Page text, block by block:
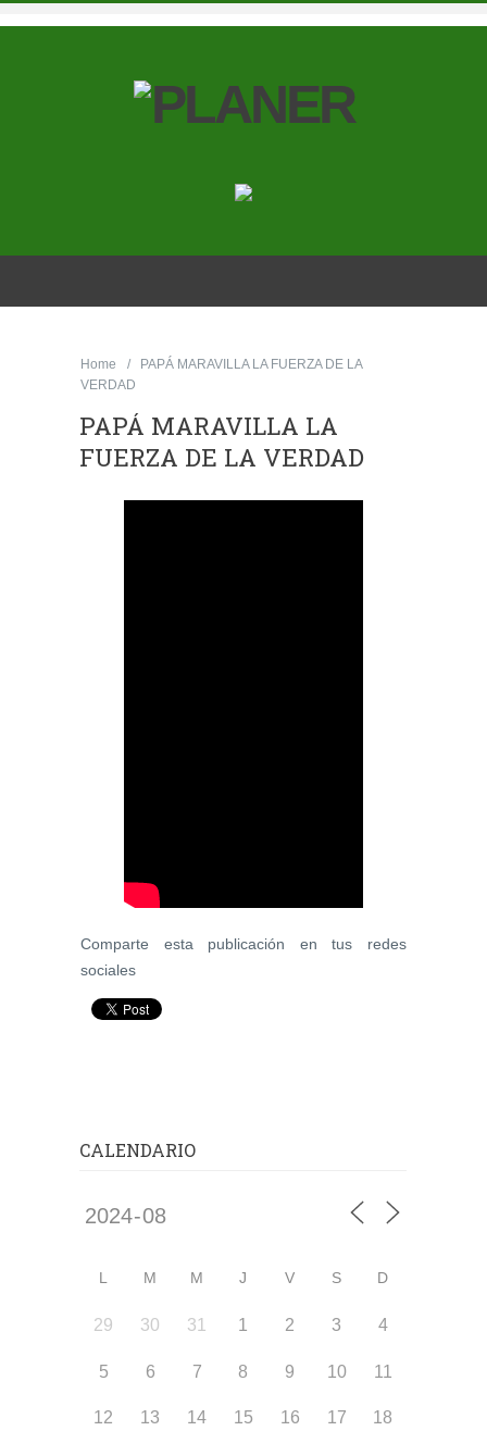
Home
PAPÁ MARAVILLA LA FUERZA DE LA
VERDAD
PAPÁ MARAVILLA LA
FUERZA DE LA VERDAD
Comparte esta publicación en tus redes
sociales
CALENDARIO
L M M J V S D
29 30 31 1 2 3 4
5 6 7 8 9 10 11
12 13 14 15 16 17 18